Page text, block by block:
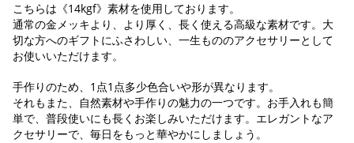
こちらは《14kgf》素材を使用しております。
通常の金メッキより、より厚く、長く使える高級な素材です。大
切な方へのギフトにふさわしい、一生もののアクセサリーとして
お使いいただけます。
手作りのため、1点1点多少色合いや形が異なります。
それもまた、自然素材や手作りの魅力の一つです。お手入れも簡
単で、普段使いにも長くお楽しみいただけます。エレガントなア
クセサリーで、毎日をもっと華やかにしましょう。